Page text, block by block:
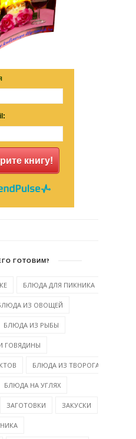
Заберите книгу!
ГОТОВИМ?
БЛЮДА ДЛЯ ПИКНИКА
ИЗ ОВОЩЕЙ
БЛЮДА ИЗ РЫБЫ
ГОВЯДИНЫ
БЛЮДА ИЗ ТВОРОГА
БЛЮДА НА УГЛЯХ
ЗАГОТОВКИ ЗАКУСКИ